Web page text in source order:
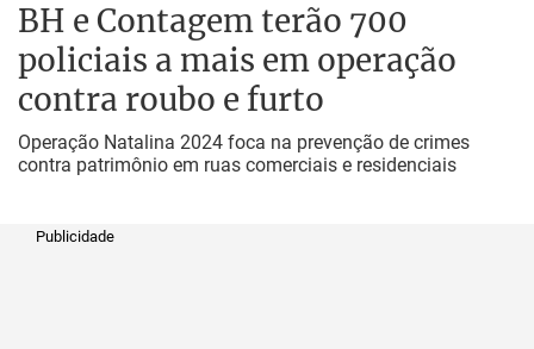
BH e Contagem terão 700
policiais a mais em operação
contra roubo e furto
Operação Natalina 2024 foca na prevenção de crimes
contra patrimônio em ruas comerciais e residenciais
Publicidade